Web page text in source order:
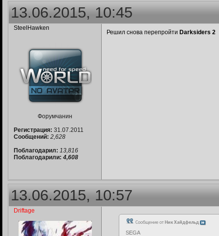
13.06.2015, 10:45
SteelHawken
Форумчанин
Регистрация: 31.07.2011
Сообщений: 2,628
Поблагодарил: 13,816
Поблагодарили: 4,608
Решил снова перепройти Darksiders 2
13.06.2015, 10:57
Driftage
Сообщение от Ник Хайдфельд
SEGA